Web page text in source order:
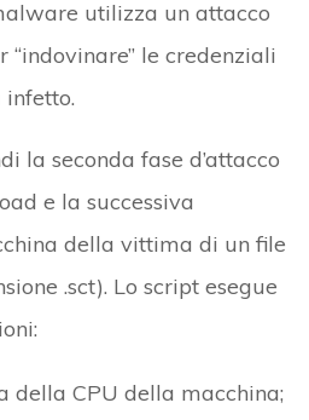
utilizza un attacco
le credenziali
infetto.
la seconda fase d’attacco
e la successiva
della vittima di un file
.sct). Lo script esegue
della CPU della macchina;